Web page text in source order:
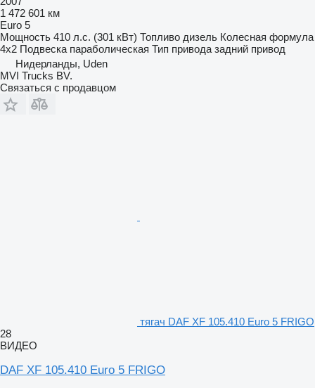
1 472 601 км
Euro 5
Мощность 410 л.с. (301 кВт) Топливо дизель Колесная формула
4x2 Подвеска параболическая Тип привода задний привод
Нидерланды, Uden
MVI Trucks BV.
Связаться с продавцом
тягач DAF XF 105.410 Euro 5 FRIGO
28
ВИДЕО
DAF XF 105.410 Euro 5 FRIGO